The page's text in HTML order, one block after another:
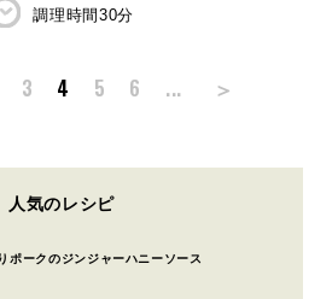
調理時間30分
3 4 5 6 ... ＞
人気のレシピ
ポークのジンジャーハニーソース